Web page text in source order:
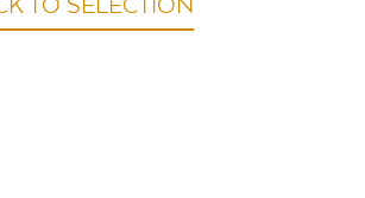
TO SELECTION